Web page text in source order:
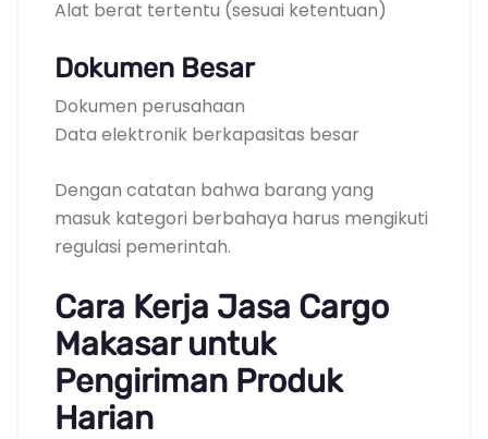
Alat berat tertentu (sesuai ketentuan)
Dokumen Besar
Dokumen perusahaan
Data elektronik berkapasitas besar
Dengan catatan bahwa barang yang
masuk kategori berbahaya harus mengikuti
regulasi pemerintah.
Cara Kerja Jasa Cargo
Makasar untuk
Pengiriman Produk
Harian